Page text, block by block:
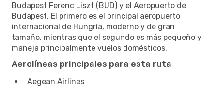
Budapest Ferenc Liszt (BUD) y el Aeropuerto de
Budapest. El primero es el principal aeropuerto
internacional de Hungría, moderno y de gran
tamaño, mientras que el segundo es más pequeño y
maneja principalmente vuelos domésticos.
Aerolíneas principales para esta ruta
Aegean Airlines